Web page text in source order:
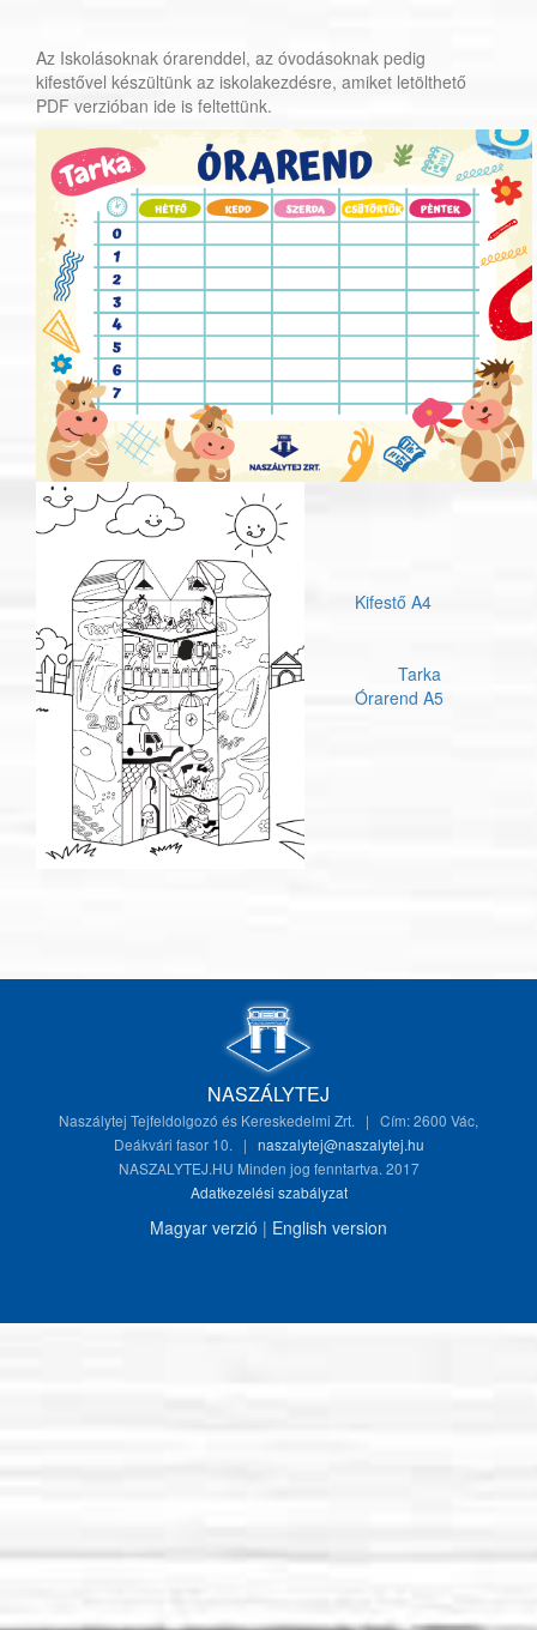
Az Iskolásoknak órarenddel, az óvodásoknak pedig
kifestővel készültünk az iskolakezdésre, amiket letölthető
PDF verzióban ide is feltettünk.
Kifestő A4
Tarka
Órarend A5
NASZÁLYTEJ
Naszálytej Tejfeldolgozó és Kereskedelmi Zrt. | Cím: 2600 Vác,
Deákvári fasor 10. | naszalytej@naszalytej.hu
NASZALYTEJ.HU Minden jog fenntartva. 2017
Adatkezelési szabályzat
Magyar verzió | English version